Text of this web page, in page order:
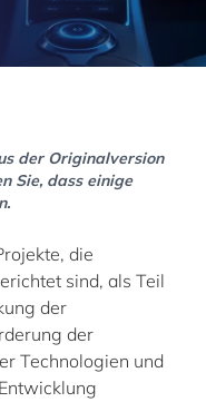
der Originalversion
Sie, dass einige
die
sind, als Teil
der
der
Technologien und